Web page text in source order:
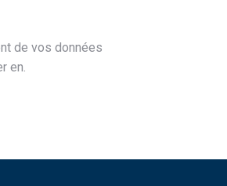
de vos données
en.